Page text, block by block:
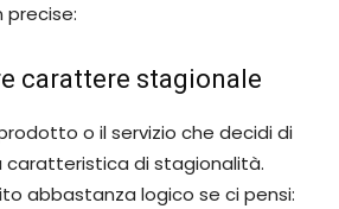
carattere stagionale
o il servizio che decidi di
caratteristica di stagionalità.
abbastanza logico se ci pensi: